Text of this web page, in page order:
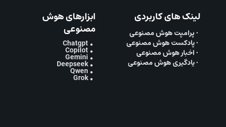
لینک های کاربردی
• پرامپت هوش مصنوعی
• پادکست هوش مصنوعی
• اخبار هوش مصنوعی
• یادگیری هوش مصنوعی
ابزارهای هوش
مصنوعی
• Chatgpt
• Copilot
• Gemini
• Deepseek
• Qwen
• Grok